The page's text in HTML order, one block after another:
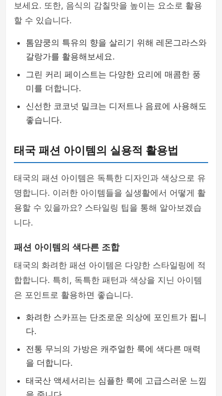
보세요. 또한, 음식의 감칠맛을 높이는 요소로 활용
할 수 있습니다.
톰얌쿵의 특유의 향을 살리기 위해 레몬그라스와
갈랑가를 활용해보세요.
그린 커리 페이스트는 다양한 요리에 매콤한 풍
미를 더합니다.
신선한 코코넛 밀크는 디저트나 음료에 사용해도
좋습니다.
태국 패션 아이템의 실용적 활용법
태국의 패션 아이템은 독특한 디자인과 색상으로 유
명합니다. 이러한 아이템들을 실생활에서 어떻게 활
용할 수 있을까요? 스타일링 팁을 통해 알아보겠습
니다.
패션 아이템의 색다른 조합
태국의 화려한 패션 아이템은 다양한 스타일링에 적
합합니다. 특히, 독특한 패턴과 색상을 지닌 아이템
은 포인트로 활용하면 좋습니다.
화려한 스카프는 단조로운 의상에 포인트가 됩니
다.
전통 무늬의 가방은 캐주얼한 룩에 색다른 매력
을 더합니다.
태국산 액세서리는 심플한 룩에 고급스러운 느낌